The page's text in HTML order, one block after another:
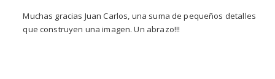
Muchas gracias Juan Carlos, una suma de pequeños detalles
que construyen una imagen. Un abrazo!!!